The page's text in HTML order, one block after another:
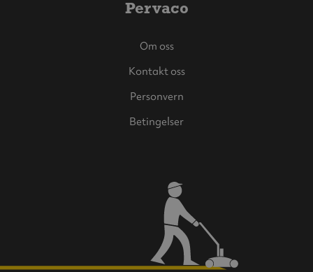
Pervaco
Om oss
Kontakt oss
Personvern
Betingelser